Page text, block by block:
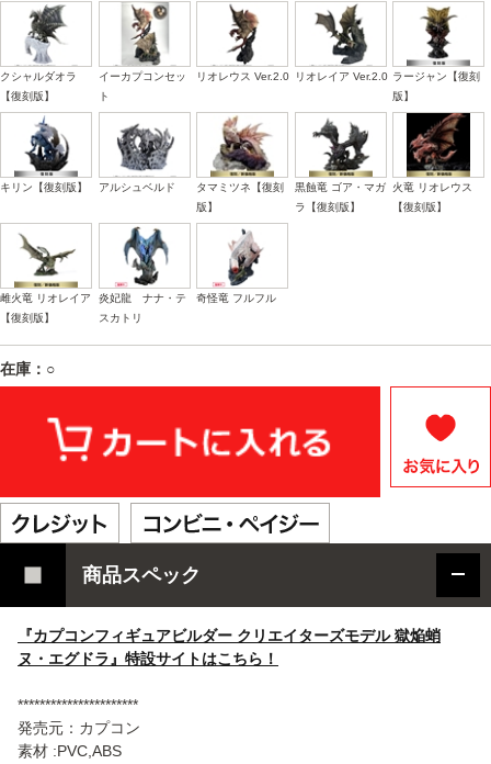
クシャルダオラ
【復刻版】
イーカプコンセッ
ト
リオレウス Ver.2.0 リオレイア Ver.2.0 ラージャン【復刻
版】
キリン【復刻版】 アルシュベルド
タマミツネ【復刻
版】
黒蝕竜 ゴア・マガ
ラ【復刻版】
火竜 リオレウス
【復刻版】
雌火竜 リオレイア
【復刻版】
炎妃龍 ナナ・テ
スカトリ
奇怪竜 フルフル
在庫：○
商品スペック
『カプコンフィギュアビルダー クリエイターズモデル 獄焔蛸
ヌ・エグドラ』特設サイトはこちら！
**********************
発売元：カプコン
素材 :PVC,ABS